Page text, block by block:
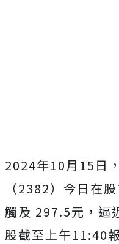
2024年10月15日
（2382）今日在
觸及 297.5元，逼
股截至上午11:40